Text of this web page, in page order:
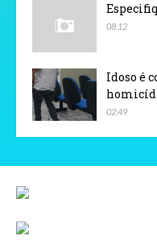
08:12
Idoso é
02:49